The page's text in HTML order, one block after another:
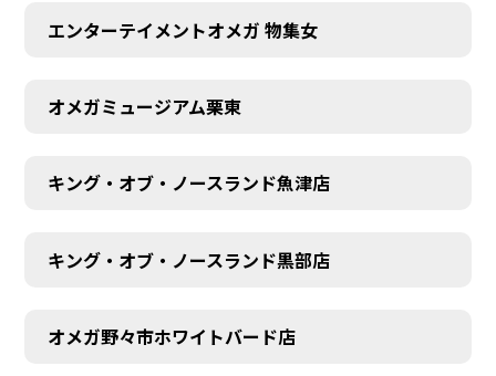
エンターテイメントオメガ 物集女
オメガミュージアム栗東
キング・オブ・ノースランド魚津店
キング・オブ・ノースランド黒部店
オメガ野々市ホワイトバード店